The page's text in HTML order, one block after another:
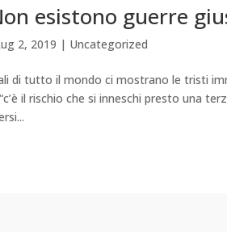
esistono guerre
2, 2019 | Uncategorized
di tutto il mondo ci mostrano le tristi
il rischio che si inneschi presto una